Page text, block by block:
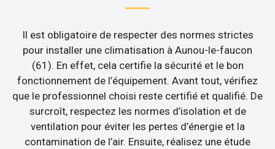
Il est obligatoire de respecter des normes strictes
pour installer une climatisation à Aunou-le-faucon
(61). En effet, cela certifie la sécurité et le bon
fonctionnement de l’équipement. Avant tout, vérifiez
que le professionnel choisi reste certifié et qualifié. De
surcroît, respectez les normes d’isolation et de
ventilation pour éviter les pertes d’énergie et la
contamination de l’air. Ensuite, réalisez une étude